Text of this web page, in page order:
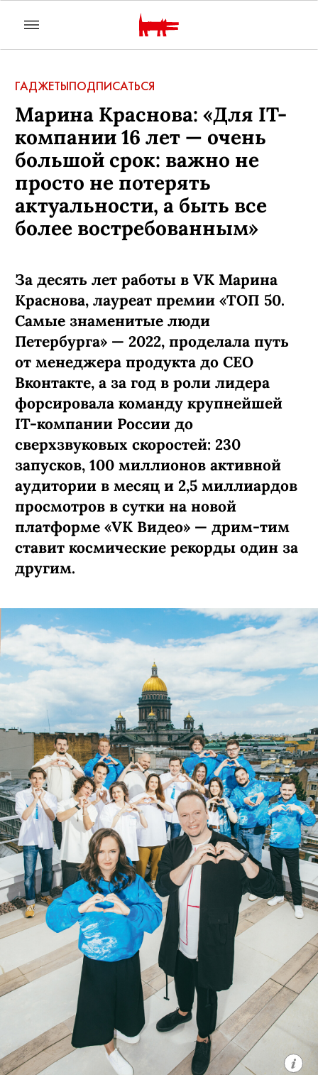
ГАДЖЕТЫПОДПИСАТЬСЯ
Марина Краснова: «Для IT-
компании 16 лет — очень
большой срок: важно не
просто не потерять
актуальности, а быть все
более востребованным»
За десять лет работы в VK Марина
Краснова, лауреат премии «ТОП 50.
Самые знаменитые люди
Петербурга» — 2022, проделала путь
от менеджера продукта до СЕО
Вконтакте, а за год в роли лидера
форсировала команду крупнейшей
IT-компании России до
сверхзвуковых скоростей: 230
запусков, 100 миллионов активной
аудитории в месяц и 2,5 миллиардов
просмотров в сутки на новой
платформе «VK Видео» — дрим-тим
ставит космические рекорды один за
другим.